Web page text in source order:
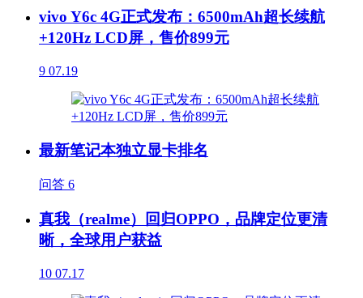
vivo Y6c 4G正式发布：6500mAh超长续航
+120Hz LCD屏，售价899元
9 07.19
最新笔记本独立显卡排名
问答 6
真我（realme）回归OPPO，品牌定位更清
晰，全球用户获益
10 07.17